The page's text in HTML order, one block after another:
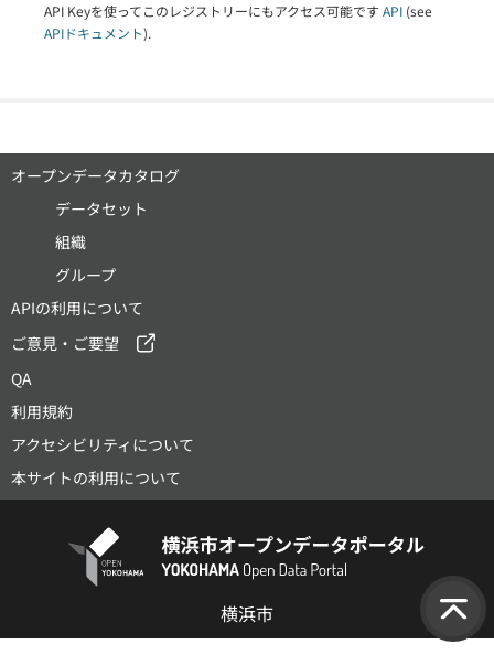
API Keyを使ってこのレジストリーにもアクセス可能です API (see
APIドキュメント).
オープンデータカタログ
データセット
組織
グループ
APIの利用について
ご意見・ご要望
QA
利用規約
アクセシビリティについて
本サイトの利用について
横浜市